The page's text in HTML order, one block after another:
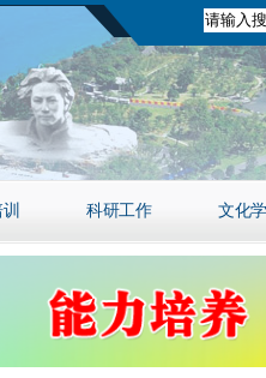
科研工作 文化